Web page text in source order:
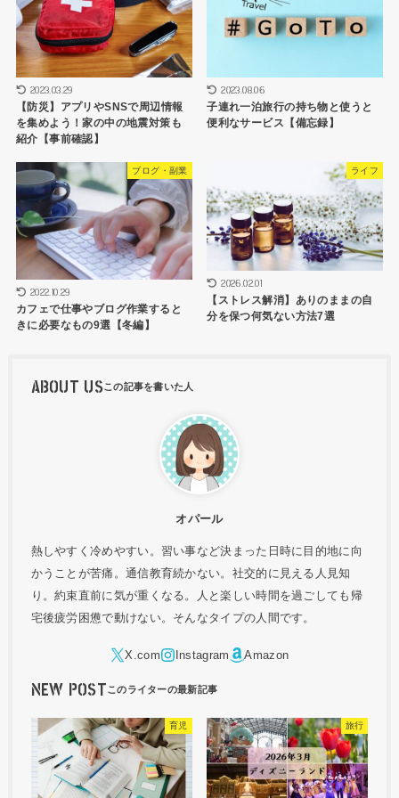
2023.03.29
【防災】アプリやSNSで周辺情報
を集めよう！家の中の地震対策も
紹介【事前確認】
2023.08.06
子連れ一泊旅行の持ち物と使うと
便利なサービス【備忘録】
ブログ・副業
2022.10.29
カフェで仕事やブログ作業すると
きに必要なもの9選【冬編】
ライフ
2026.02.01
【ストレス解消】ありのままの自
分を保つ何気ない方法7選
ABOUT US
オパール
熱しやすく冷めやすい。習い事など決まった日時に目的地に向
かうことが苦痛。通信教育続かない。社交的に見える人見知
り。約束直前に気が重くなる。人と楽しい時間を過ごしても帰
宅後疲労困憊で動けない。そんなタイプの人間です。
NEW POST
育児 旅行